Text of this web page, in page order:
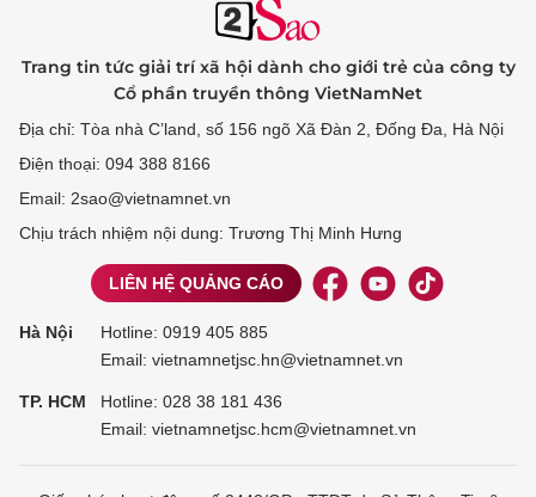
Trang tin tức giải trí xã hội dành cho giới trẻ của công ty
Cổ phần truyền thông VietNamNet
Địa chỉ: Tòa nhà C’land, số 156 ngõ Xã Đàn 2, Đống Đa, Hà Nội
Điện thoại: 094 388 8166
Email: 2sao@vietnamnet.vn
Chịu trách nhiệm nội dung: Trương Thị Minh Hưng
LIÊN HỆ QUẢNG CÁO
Hà Nội Hotline: 0919 405 885
Email: vietnamnetjsc.hn@vietnamnet.vn
TP. HCM Hotline: 028 38 181 436
Email: vietnamnetjsc.hcm@vietnamnet.vn